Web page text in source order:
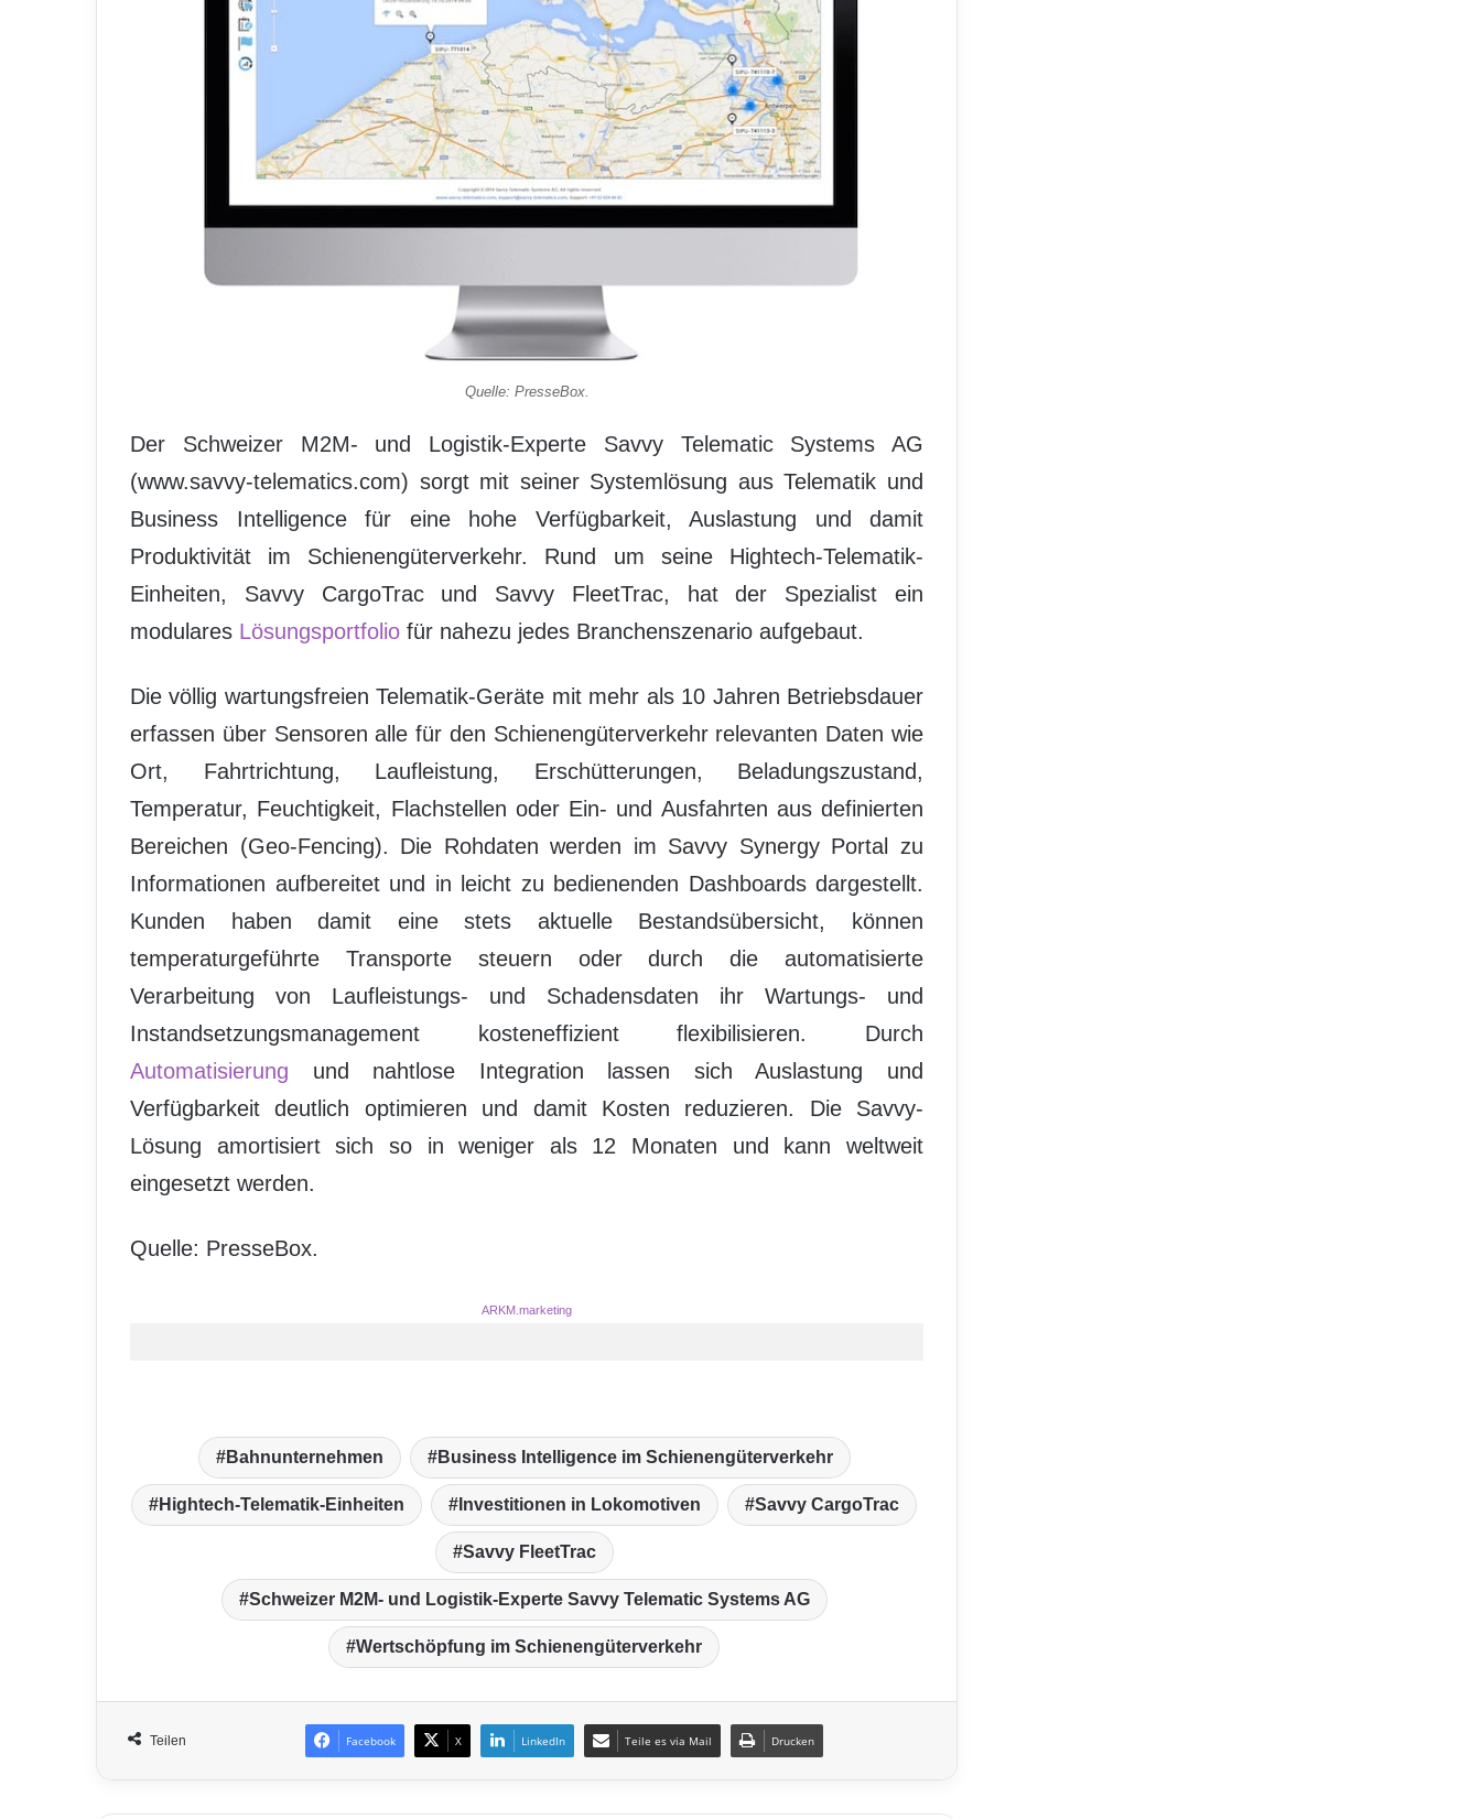
Quelle: PresseBox.
Der Schweizer M2M- und Logistik-Experte Savvy Telematic Systems AG
(www.savvy-telematics.com) sorgt mit seiner Systemlösung aus Telematik und
Business Intelligence für eine hohe Verfügbarkeit, Auslastung und damit
Produktivität im Schienengüterverkehr. Rund um seine Hightech-Telematik-
Einheiten, Savvy CargoTrac und Savvy FleetTrac, hat der Spezialist ein
modulares Lösungsportfolio für nahezu jedes Branchenszenario aufgebaut.
Die völlig wartungsfreien Telematik-Geräte mit mehr als 10 Jahren Betriebsdauer
erfassen über Sensoren alle für den Schienengüterverkehr relevanten Daten wie
Ort, Fahrtrichtung, Laufleistung, Erschütterungen, Beladungszustand,
Temperatur, Feuchtigkeit, Flachstellen oder Ein- und Ausfahrten aus definierten
Bereichen (Geo-Fencing). Die Rohdaten werden im Savvy Synergy Portal zu
Informationen aufbereitet und in leicht zu bedienenden Dashboards dargestellt.
Kunden haben damit eine stets aktuelle Bestandsübersicht, können
temperaturgeführte Transporte steuern oder durch die automatisierte
Verarbeitung von Laufleistungs- und Schadensdaten ihr Wartungs- und
Instandsetzungsmanagement kosteneffizient flexibilisieren. Durch
Automatisierung und nahtlose Integration lassen sich Auslastung und
Verfügbarkeit deutlich optimieren und damit Kosten reduzieren. Die Savvy-
Lösung amortisiert sich so in weniger als 12 Monaten und kann weltweit
eingesetzt werden.
Quelle: PresseBox.
ARKM.marketing
Bahnunternehmen Business Intelligence im Schienengüterverkehr
Hightech-Telematik-Einheiten Investitionen in Lokomotiven Savvy CargoTrac
Savvy FleetTrac
Schweizer M2M- und Logistik-Experte Savvy Telematic Systems AG
Wertschöpfung im Schienengüterverkehr
Teilen Facebook X LinkedIn Teile es via Mail Drucken